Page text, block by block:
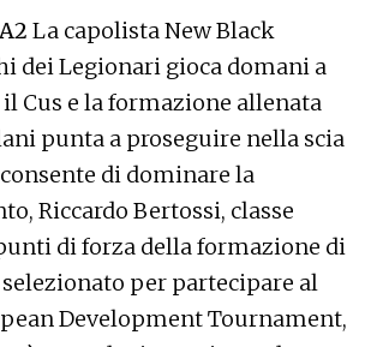
La capolista New Black
dei Legionari gioca domani a
Cus e la formazione allenata
punta a proseguire nella scia
di dominare la
Riccardo Bertossi, classe
di forza della formazione di
per partecipare al
Development Tournament,